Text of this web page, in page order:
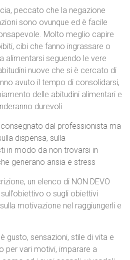
peccato che la negazione
sono ovunque ed è facile
Molto meglio capire
cibi che fanno ingrassare o
alimentarsi seguendo le vere
nuove che si è cercato di
avuto il tempo di consolidarsi,
delle abitudini alimentari e
durevoli
dal professionista ma
dispensa, sulla
in modo da non trovarsi in
generano ansia e stress
un elenco di NON DEVO
o sugli obiettivi
motivazione nel raggiungerli e
gusto, sensazioni, stile di vita e
per vari motivi, imparare a